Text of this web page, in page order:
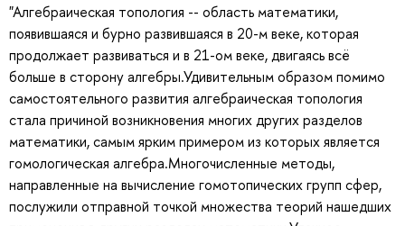
"Алгебраическая топология -- область математики,
появившаяся и бурно развившаяся в 20-м веке, которая
продолжает развиваться и в 21-ом веке, двигаясь всё
больше в сторону алгебры.Удивительным образом помимо
самостоятельного развития алгебраическая топология
стала причиной возникновения многих других разделов
математики, самым ярким примером из которых является
гомологическая алгебра.Многочисленные методы,
направленные на вычисление гомотопических групп сфер,
послужили отправной точкой множества теорий нашедших